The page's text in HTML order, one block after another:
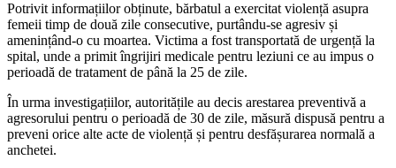
Potrivit informațiilor obținute, bărbatul a exercitat violență asupra
femeii timp de două zile consecutive, purtându-se agresiv și
amenințând-o cu moartea. Victima a fost transportată de urgență la
spital, unde a primit îngrijiri medicale pentru leziuni ce au impus o
perioadă de tratament de până la 25 de zile.
În urma investigațiilor, autoritățile au decis arestarea preventivă a
agresorului pentru o perioadă de 30 de zile, măsură dispusă pentru a
preveni orice alte acte de violență și pentru desfășurarea normală a
anchetei.